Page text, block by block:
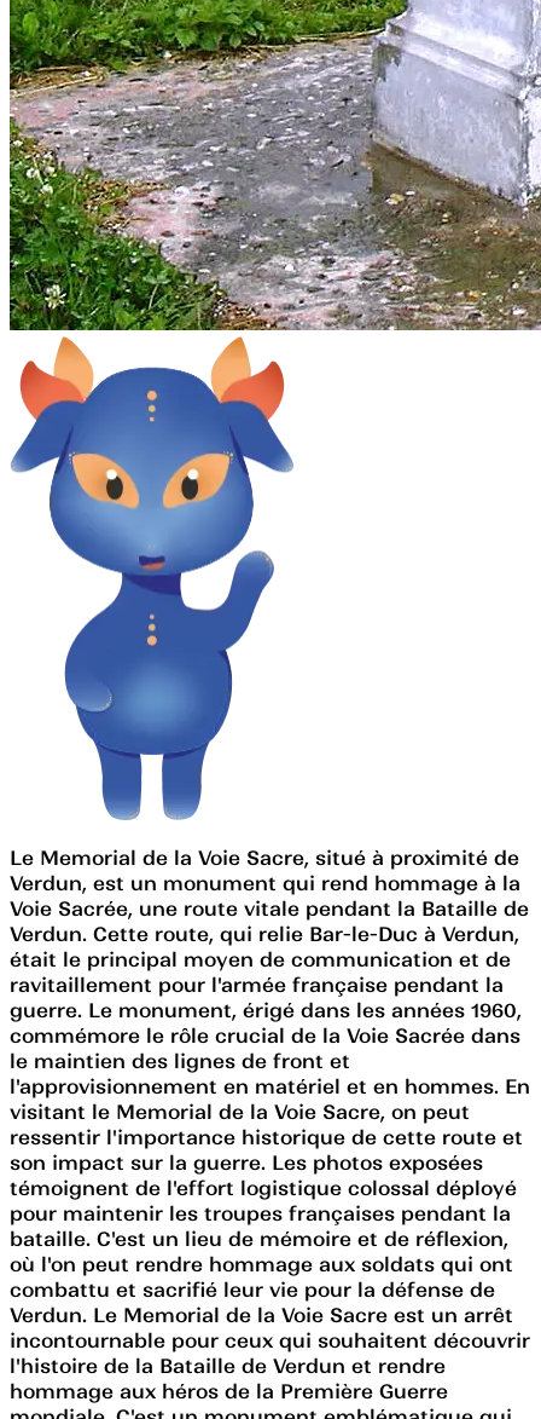
Le Memorial de la Voie Sacre, situé à proximité de
Verdun, est un monument qui rend hommage à la
Voie Sacrée, une route vitale pendant la Bataille de
Verdun. Cette route, qui relie Bar-le-Duc à Verdun,
était le principal moyen de communication et de
ravitaillement pour l'armée française pendant la
guerre. Le monument, érigé dans les années 1960,
commémore le rôle crucial de la Voie Sacrée dans
le maintien des lignes de front et
l'approvisionnement en matériel et en hommes. En
visitant le Memorial de la Voie Sacre, on peut
ressentir l'importance historique de cette route et
son impact sur la guerre. Les photos exposées
témoignent de l'effort logistique colossal déployé
pour maintenir les troupes françaises pendant la
bataille. C'est un lieu de mémoire et de réflexion,
où l'on peut rendre hommage aux soldats qui ont
combattu et sacrifié leur vie pour la défense de
Verdun. Le Memorial de la Voie Sacre est un arrêt
incontournable pour ceux qui souhaitent découvrir
l'histoire de la Bataille de Verdun et rendre
hommage aux héros de la Première Guerre